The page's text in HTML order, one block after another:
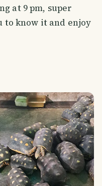
at 9 pm, super
to know it and enjoy